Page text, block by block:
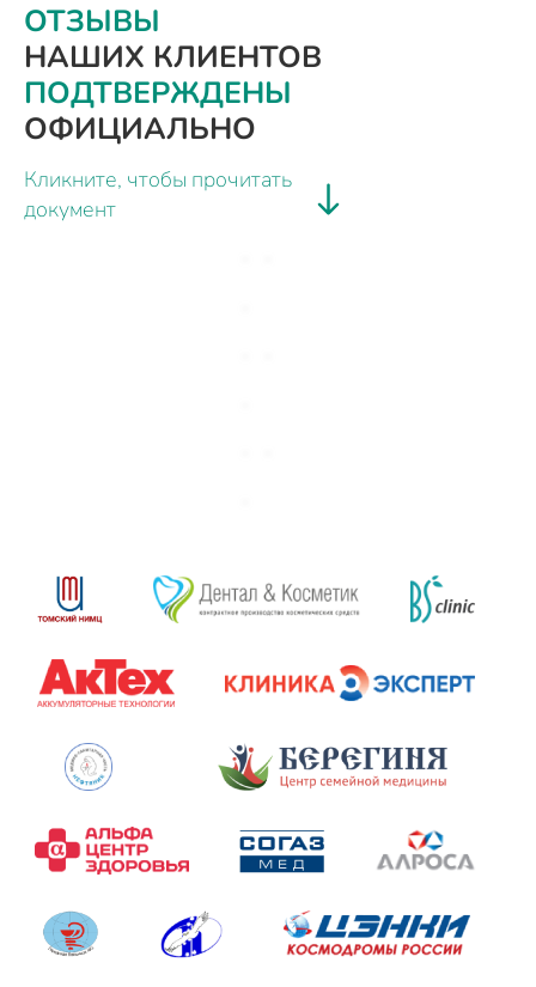
ОТЗЫВЫ
НАШИХ КЛИЕНТОВ
ПОДТВЕРЖДЕНЫ
ОФИЦИАЛЬНО
Кликните, чтобы прочитать
документ